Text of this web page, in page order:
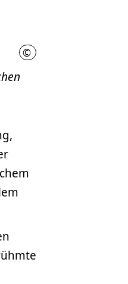
© Historisches Museum Hannover